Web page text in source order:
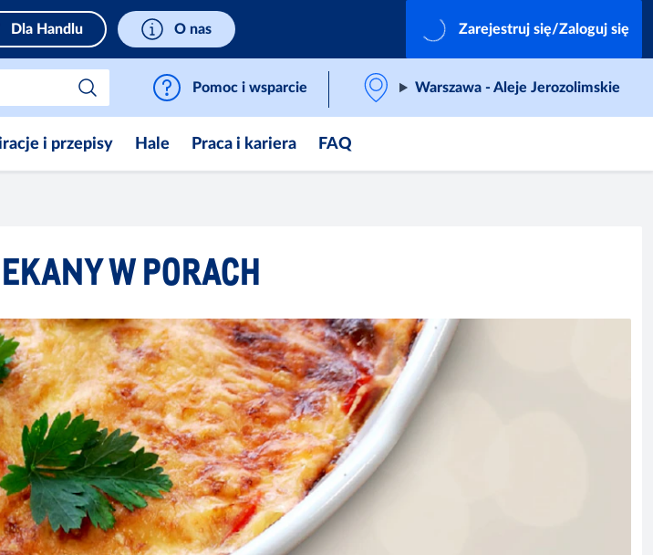
Dla Handlu O nas Zarejestruj się/Zaloguj się
Pomoc i wsparcie Warszawa - Aleje Jerozolimskie
i przepisy Hale Praca i kariera FAQ
W PORACH